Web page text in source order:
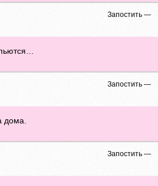
Запостить —
Запостить —
дома.
Запостить —